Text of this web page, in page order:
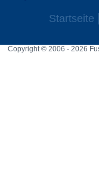
Startseite
Copyright © 2006 - 2026